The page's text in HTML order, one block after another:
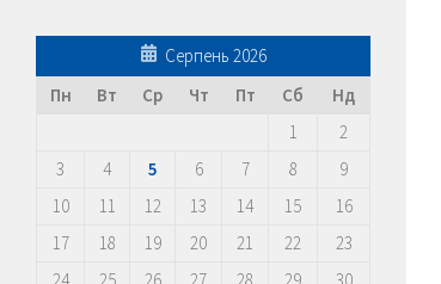
Серпень 2026
Пн
Вт Ср Чт Пт Сб
Нд
1
2
3
4 5 6 7 8
9
10
11 12 13 14 15
16
17
18 19 20 21 22
23